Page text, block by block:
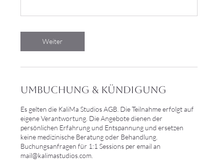
Weiter
Umbuchung & Kündigung
Es gelten die KaliMa Studios AGB. Die Teilnahme erfolgt auf
eigene Verantwortung. Die Angebote dienen der
persönlichen Erfahrung und Entspannung und ersetzen
keine medizinische Beratung oder Behandlung.
Buchungsanfragen für 1:1 Sessions per email an
mail@kalimastudios.com.